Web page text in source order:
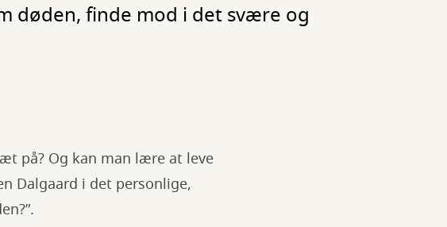
døden, finde mod i det svære og
på? Og kan man lære at leve
Dalgaard i det personlige,